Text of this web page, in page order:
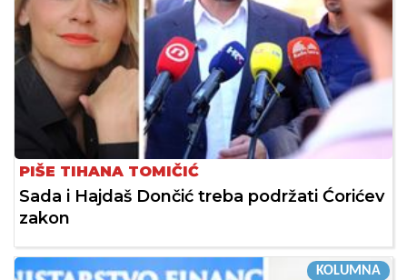
PIŠE TIHANA TOMIČIĆ
Sada i Hajdaš Dončić treba podržati Ćorićev
zakon
KOLUMNA